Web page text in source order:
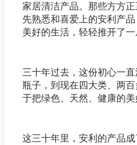
家居清洁产品。那些方方
先熟悉和喜爱上的安利产
美好的生活，轻轻推开了一
三十年过去，这份初心一
瓶子，到现在四大类、两
于把绿色、天然、健康的美
这三十年里，安利的产品